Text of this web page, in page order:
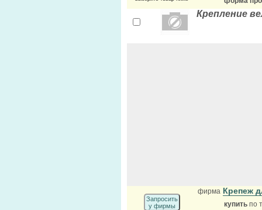
Крепление
Запросить
у фирмы
фирма Крепеж
купить по